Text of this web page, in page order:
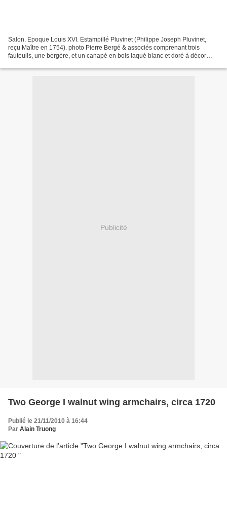
Salon. Epoque Louis XVI. Estampillé Pluvinet (Philippe Joseph Pluvinet,
reçu Maître en 1754). photo Pierre Bergé & associés comprenant trois
fauteuils, une bergère, et un canapé en bois laqué blanc et doré à décor
Publicité
Two George I walnut wing armchairs, circa 1720
Publié le 21/11/2010 à 16:44
Par Alain Truong